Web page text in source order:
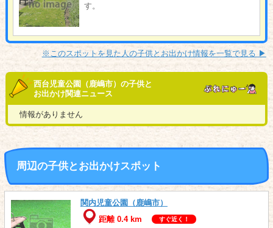
す。
※このスポットを見た人の子供とお出かけ情報を一覧で見る ▶︎
西台児童公園（鹿嶋市）の子供と
お出かけ関連ニュース
情報がありません
周辺の子供とお出かけスポット
関内児童公園（鹿嶋市）
距離 0.4 km
すぐ近く！